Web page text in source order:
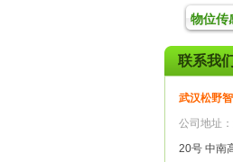
物位传
联系我们
武汉松野
公司地址：
20号 中南